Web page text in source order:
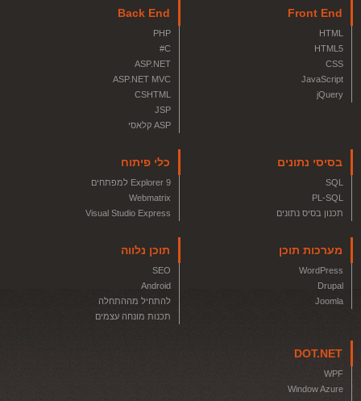
Front End
HTML
HTML5
CSS
JavaScript
jQuery
Back End
PHP
C#
ASP.NET
ASP.NET MVC
CSHTML
JSP
ASP קלאסי
בסיסי נתונים
SQL
PL-SQL
תכנון בסיס נתונים
כלי פיתוח
Explorer 9 למפתחים
Webmatrix
Visual Studio Express
מערכות תוכן
WordPress
Drupal
Joomla
תוכן נלווה
SEO
Android
להתחיל מההתחלה
תכנות מונחה עצמים
DOT.NET
WPF
Window Azure